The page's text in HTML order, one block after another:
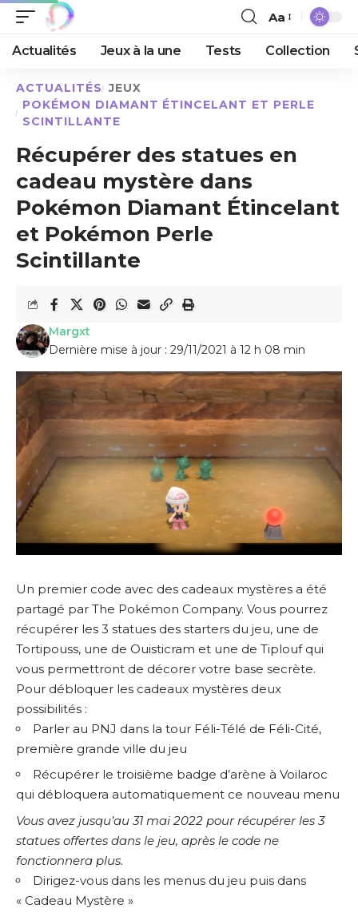
Aa
Actualités Jeux à la une Tests Collection
ACTUALITÉS JEUX
POKÉMON DIAMANT ÉTINCELANT ET PERLE
SCINTILLANTE
Récupérer des statues en
cadeau mystère dans
Pokémon Diamant Étincelant
et Pokémon Perle
Scintillante
Dernière mise à jour : 29/11/2021 à 12 h 08 min
Margxt
Un premier code avec des cadeaux mystères a été
partagé par The Pokémon Company. Vous pourrez
récupérer les 3 statues des starters du jeu, une de
Tortipouss, une de Ouisticram et une de Tiplouf qui
vous permettront de décorer votre base secrète.
Pour débloquer les cadeaux mystères deux
possibilités :
Parler au PNJ dans la tour Féli-Télé de Féli-Cité,
première grande ville du jeu
Récupérer le troisième badge d’arène à Voilaroc
qui débloquera automatiquement ce nouveau menu
Vous avez jusqu’au 31 mai 2022 pour récupérer les 3
statues offertes dans le jeu, après le code ne
fonctionnera plus.
Dirigez-vous dans les menus du jeu puis dans
« Cadeau Mystère »